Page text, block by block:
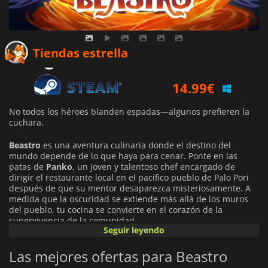
Tiendas estrella
14.99€
No todos los héroes blanden espadas—algunos prefieren la
cuchara.
Beastro es una aventura culinaria donde el destino del
mundo depende de lo que haya para cenar. Ponte en las
patas de Panko, un joven y talentoso chef encargado de
dirigir el restaurante local en el pacífico pueblo de Palo Pori
después de que su mentor desaparezca misteriosamente. A
medida que la oscuridad se extiende más allá de los muros
del pueblo, tu cocina se convierte en el corazón de la
supervivencia de la comunidad.
recolecta productos frescos para crear deliciosas recetas.
Domina atractivos minijuegos de cocina, personaliza tu
Seguir leyendo
Las mejores ofertas para Beastro